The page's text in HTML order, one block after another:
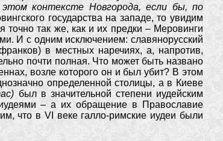
контексте Новгорода, если бы, по
государства на западе, то увидим
так же, как и их предки – Меровинги
И с одним исключением: славянорусский
в местных наречиях, а, напротив,
почти полная. Что может быть названо
возле которого он и был убит? В этом
определенной столицы, а в Киеве
был в значительной степени иудейским
– а их обращение в Православие
что в VI веке галло-римские иудеи были